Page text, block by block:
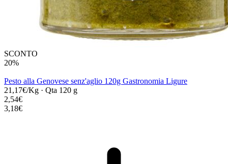
SCONTO
20%
Pesto alla Genovese senz'aglio 120g Gastronomia Ligure
21,17€/Kg · Qta 120 g
2,54€
3,18€